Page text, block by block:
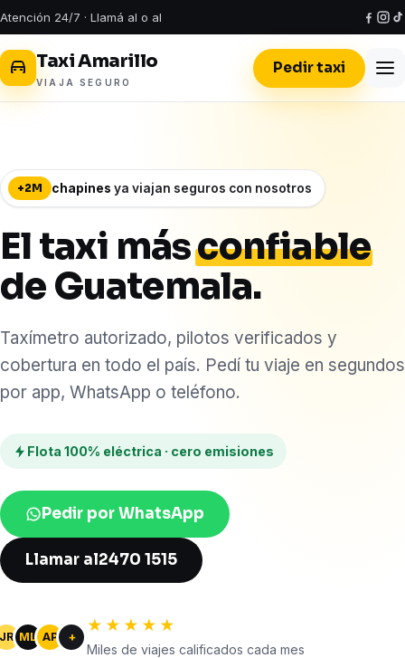
Atención 24/7 · Llamá al o al
Taxi Amarillo
VIAJA SEGURO
Pedir taxi
+2M chapines ya viajan seguros con nosotros
El taxi másconfiable
de Guatemala.
Taxímetro autorizado, pilotos verificados y
cobertura en todo el país. Pedí tu viaje en segundos
por app, WhatsApp o teléfono.
Flota 100% eléctrica · cero emisiones
Pedir por WhatsApp
Llamar al2470 1515
ML AP +
★★★★★
Miles de viajes calificados cada mes